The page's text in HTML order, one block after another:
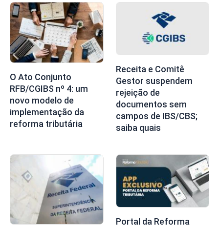
O Ato Conjunto
RFB/CGIBS nº 4: um
novo modelo de
implementação da
reforma tributária
Receita e Comitê
Gestor suspendem
rejeição de
documentos sem
campos de IBS/CBS;
saiba quais
Portal da Reforma